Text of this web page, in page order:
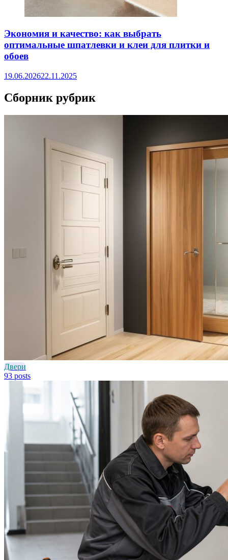
Экономия и качество: как выбрать
оптимальные шпатлевки и клеи для плитки и
обоев
19.06.202622.11.2025
Сборник рубрик
Двери
93 posts